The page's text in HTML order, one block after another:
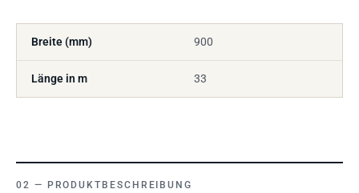
Breite (mm) 900
Länge in m 33
PRODUKTBESCHREIBUNG